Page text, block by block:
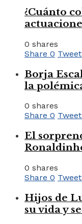
¿Cuánto
0 shares
Share 0 Tweet
Borja
la
0 shares
Share 0 Tweet
El
0 shares
Share 0 Tweet
Hijos de
su vida y